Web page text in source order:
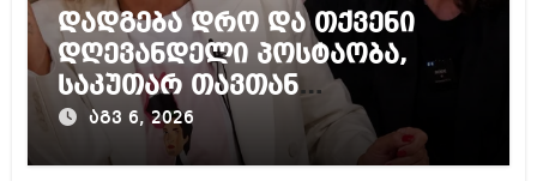
დადგება დრო და თქვენი
დღევანდელი პოსტაობა,
საკუთარ თავთან
შეგარცხვენთ – ეკა კუპატაძე
ნანუკა ჟორჟოლიანს
აგვ 6, 2026